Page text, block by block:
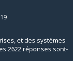
et des systèmes
2622 réponses sont-